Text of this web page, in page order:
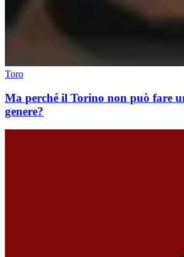
Toro
Ma perché il Torino non può fare
genere?